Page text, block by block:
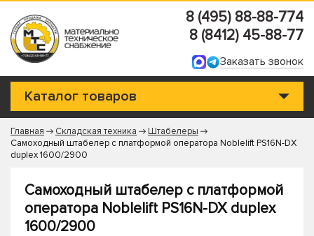
8 (495) 88-88-774
8 (8412) 45-88-77
Заказать звонок
Каталог товаров
Главная Складская техника
Штабелеры
Самоходный штабелер с платформой оператора Noblelift PS16N-DX
duplex 1600/2900
Самоходный штабелер с платформой
оператора Noblelift PS16N-DX duplex
1600/2900